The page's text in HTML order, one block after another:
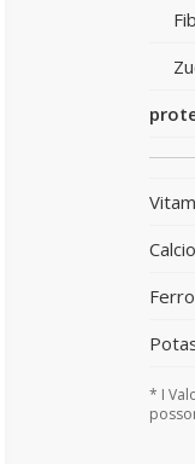
Calcio
Ferro
* I